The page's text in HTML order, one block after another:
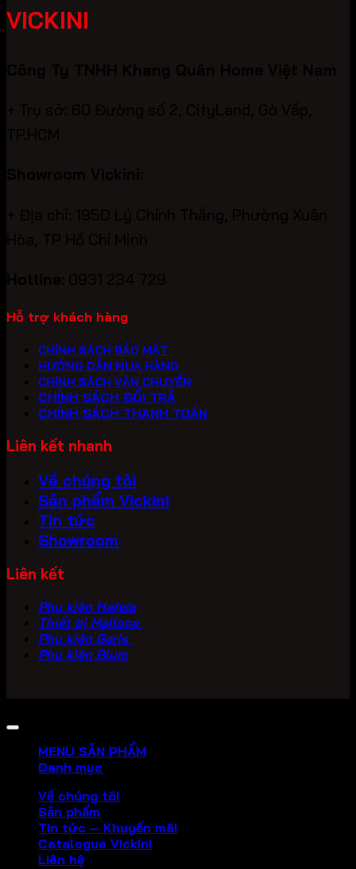
VICKINI
Hỗ trợ khách hàng
CHÍNH SÁCH BẢO MẬT
HƯỚNG DẪN MUA HÀNG
CHÍNH SÁCH VẬN CHUYỂN
CHÍNH SÁCH ĐỔI TRẢ
CHÍNH SÁCH THANH TOÁN
Liên kết nhanh
Về chúng tôi
Sản phẩm Vickini
Tin tức
Showroom
Liên kết
Phụ kiện Hafele
Thiết bị Malloca
Phụ kiện Garis
Phụ kiện Blum
MENU SẢN PHẨM
Danh mục
Về chúng tôi
Sản phẩm
Tin tức – Khuyến mãi
Catalogue Vickini
Liên hệ